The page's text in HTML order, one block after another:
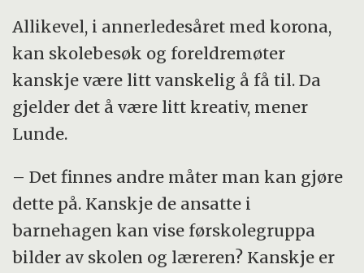
Allikevel, i annerledesåret med korona,
kan skolebesøk og foreldremøter
kanskje være litt vanskelig å få til. Da
gjelder det å være litt kreativ, mener
Lunde.
– Det finnes andre måter man kan gjøre
dette på. Kanskje de ansatte i
barnehagen kan vise førskolegruppa
bilder av skolen og læreren? Kanskje er